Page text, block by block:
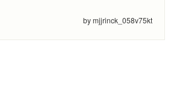
by mjjrinck_058v75kt